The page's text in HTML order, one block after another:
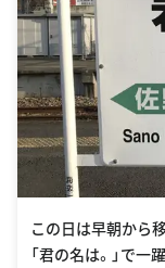
この日は早朝から
「君の名は。」で